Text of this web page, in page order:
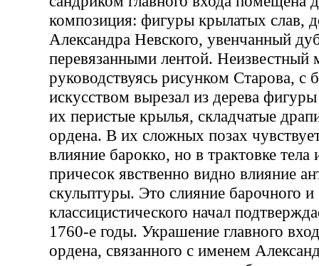
композиция: фигуры крылатых слав,
Александра Невского, увенчанный
перевязанными лентой. Неизвестный
руководствуясь рисунком Старова, с
искусством вырезал из дерева
их перистые крылья, складчатые
ордена. В их сложных позах
влияние барокко, но в трактовке
причесок явственно видно влияние
скульптуры. Это слияние барочного и
классицистического начал
1760-е годы. Украшение главного
ордена, связанного с именем